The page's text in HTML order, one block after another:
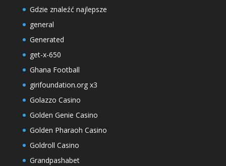
Gdzie znaleźć najlepsze
general
Generated
get-x-650
Ghana Football
girifoundation.org x3
Golazzo Casino
Golden Genie Casino
Golden Pharaoh Casino
Goldroll Casino
Grandpashabet